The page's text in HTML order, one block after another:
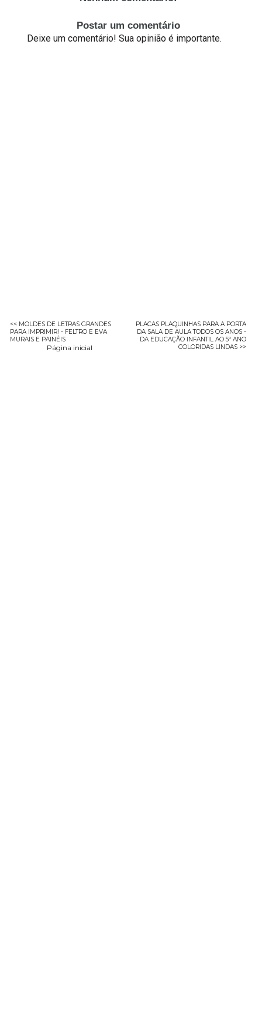
Postar um comentário
Deixe um comentário! Sua opinião é importante.
<< MOLDES DE LETRAS GRANDES
PARA IMPRIMIR! - FELTRO E EVA
MURAIS E PAINÉIS
PLACAS PLAQUINHAS PARA A PORTA
DA SALA DE AULA TODOS OS ANOS -
DA EDUCAÇÃO INFANTIL AO 5º ANO
COLORIDAS LINDAS >>
Página inicial